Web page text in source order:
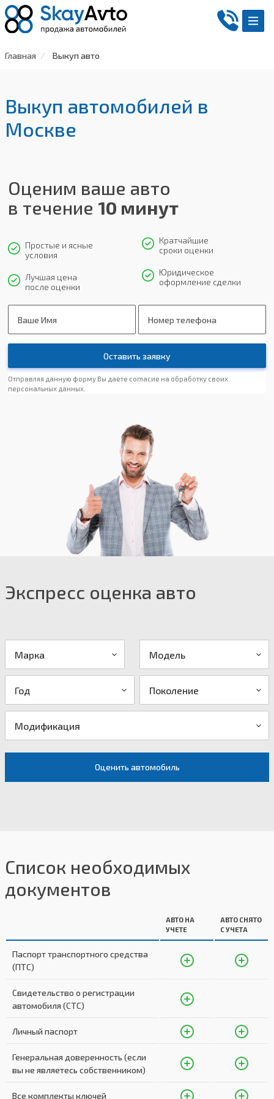
Главная Выкуп авто
Выкуп автомобилей в
Москве
Оценим ваше авто
в течение 10 минут
Простые и ясные
условия
Лучшая цена
после оценки
Кратчайшие
сроки оценки
Юридическое
оформление сделки
Оставить заявку
Отправляя данную форму Вы даете согласие на обработку своих
персональных данных.
Экспресс оценка авто
Марка Модель
Год Поколение
Модификация
Оценить автомобиль
Список необходимых
документов
АВТО НА
УЧЕТЕ
АВТО СНЯТО
С УЧЕТА
Паспорт транспортного средства
(ПТС)
Свидетельство о регистрации
автомобиля (СТС)
Личный паспорт
Генеральная доверенность (если
вы не являетесь собственником)
Все комплекты ключей